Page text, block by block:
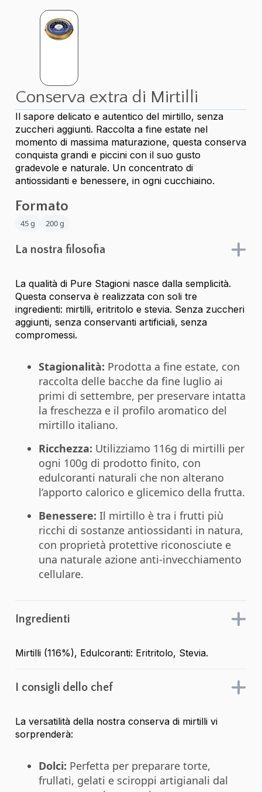
Conserva extra di Mirtilli
Il sapore delicato e autentico del mirtillo, senza
zuccheri aggiunti. Raccolta a fine estate nel
momento di massima maturazione, questa conserva
conquista grandi e piccini con il suo gusto
gradevole e naturale. Un concentrato di
antiossidanti e benessere, in ogni cucchiaino.
Formato
45 g 200 g
La nostra filosofia
La qualità di Pure Stagioni nasce dalla semplicità.
Questa conserva è realizzata con soli tre
ingredienti: mirtilli, eritritolo e stevia. Senza zuccheri
aggiunti, senza conservanti artificiali, senza
compromessi.
Stagionalità: Prodotta a fine estate, con
raccolta delle bacche da fine luglio ai
primi di settembre, per preservare intatta
la freschezza e il profilo aromatico del
mirtillo italiano.
Ricchezza: Utilizziamo 116g di mirtilli per
ogni 100g di prodotto finito, con
edulcoranti naturali che non alterano
l’apporto calorico e glicemico della frutta.
Benessere: Il mirtillo è tra i frutti più
ricchi di sostanze antiossidanti in natura,
con proprietà protettive riconosciute e
una naturale azione anti-invecchiamento
cellulare.
Ingredienti
Mirtilli (116%), Edulcoranti: Eritritolo, Stevia.
I consigli dello chef
La versatilità della nostra conserva di mirtilli vi
sorprenderà:
Dolci: Perfetta per preparare torte,
frullati, gelati e sciroppi artigianali dal